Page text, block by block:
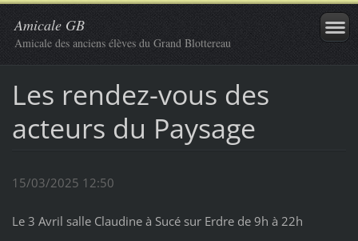
Amicale GB
Amicale des anciens élèves du Grand Blottereau
Les rendez-vous des
acteurs du Paysage
15/03/2025 12:50
Le 3 Avril salle Claudine à Sucé sur Erdre de 9h à 22h